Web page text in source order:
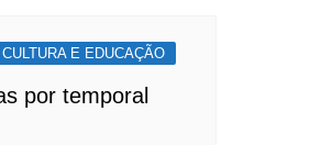
E EDUCAÇÃO
por temporal